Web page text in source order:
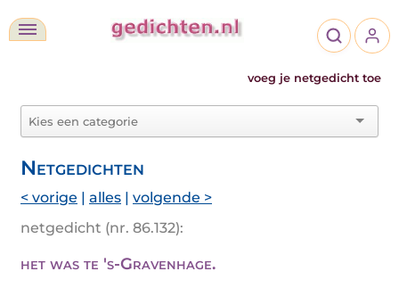
voeg je netgedicht toe
Netgedichten
< vorige | alles | volgende >
netgedicht (nr. 86.132):
het was te 's-Gravenhage.